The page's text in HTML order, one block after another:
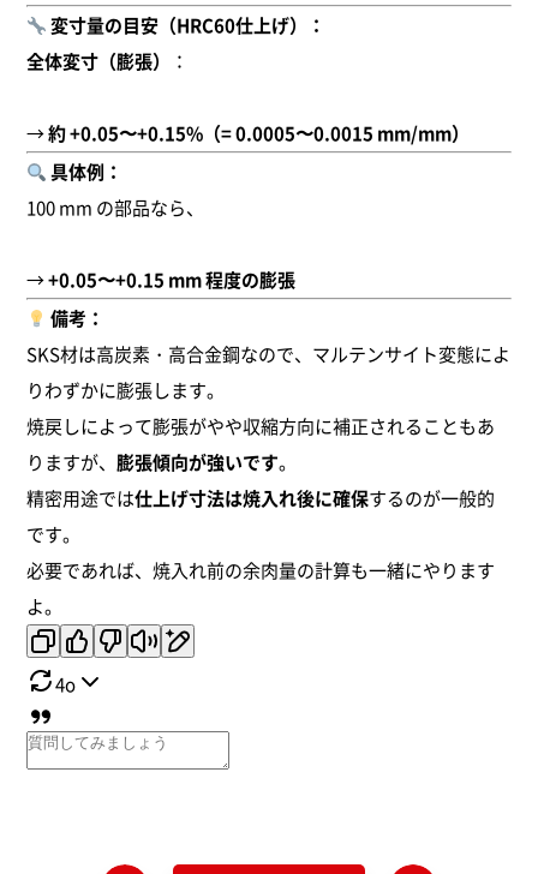
変寸量の目安（HRC60仕上げ）：
全体変寸（膨張）
：
→約 +0.05〜+0.15%（= 0.0005〜0.0015 mm/mm）
具体例：
100 mm の部品なら、
→+0.05〜+0.15 mm 程度の膨張
備考：
SKS材は高炭素・高合金鋼なので、マルテンサイト変態によ
りわずかに膨張します。
焼戻しによって膨張がやや収縮方向に補正されることもあ
りますが、膨張傾向が強いです。
精密用途では仕上げ寸法は焼入れ後に確保するのが一般的
です。
必要であれば、焼入れ前の余肉量の計算も一緒にやります
よ。
4o
ソルト焼入れ（8）
窒化処理（1）
ショットブラスト（1）
総合加工サービス（1）